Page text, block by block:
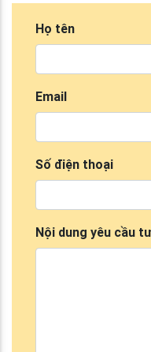
Họ tên
Email
Số điện thoại
Nội dung yêu cầu